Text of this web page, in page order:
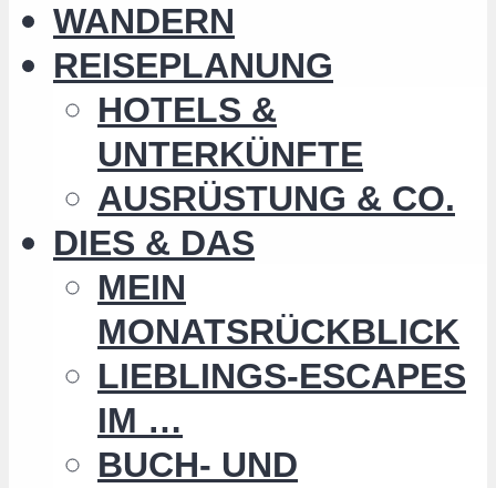
WANDERN
REISEPLANUNG
HOTELS &
UNTERKÜNFTE
AUSRÜSTUNG & CO.
DIES & DAS
MEIN
MONATSRÜCKBLICK
LIEBLINGS-ESCAPES
IM …
BUCH- UND